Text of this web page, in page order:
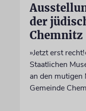
der
Chemnitz
»Jetzt erst
Staatlichen
an den mutigen
Gemeinde